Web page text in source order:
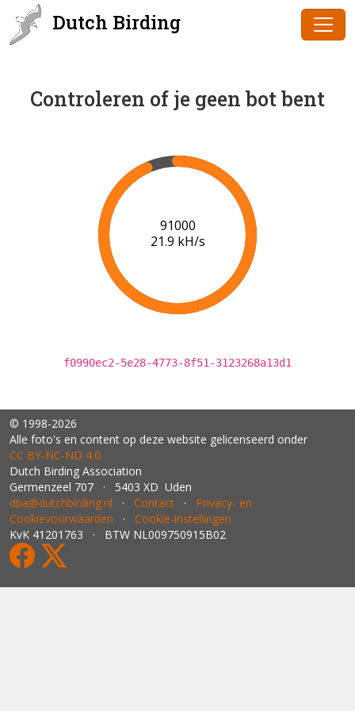
Dutch Birding
Controleren of je geen bot bent
91000
21.9 kH/s
f0990ec2-5e28-4773-8f51-3123268a13d1
© 1998-2026
Alle foto's en content op deze website gelicenseerd onder
CC BY‑NC‑ND 4.0
Dutch Birding Association
Germenzeel 707 · 5403 XD Uden
dba@dutchbirding.nl · Contact · Privacy- en
Cookievoorwaarden · Cookie-instellingen
KvK 41201763 · BTW NL009750915B02